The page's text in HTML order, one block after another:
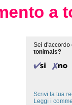
a
Sei d'accordo
tonimais?
Scrivi la tua
Leggi i